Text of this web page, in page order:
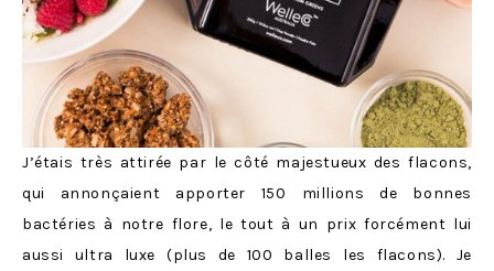
J’étais très attirée par le côté majestueux des flacons,
qui annonçaient apporter 150 millions de bonnes
bactéries à notre flore, le tout à un prix forcément lui
aussi ultra luxe (plus de 100 balles les flacons). Je